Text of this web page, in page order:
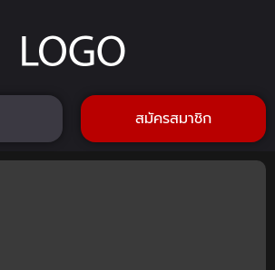
สมัครสมาชิก